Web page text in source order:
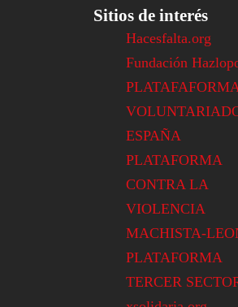
Sitios de interés
Hacesfalta.org
Fundación
ESPAÑA
PLATAFORMA
CONTRA LA
VIOLENCIA
MACHISTA-
PLATAFORMA
TERCER